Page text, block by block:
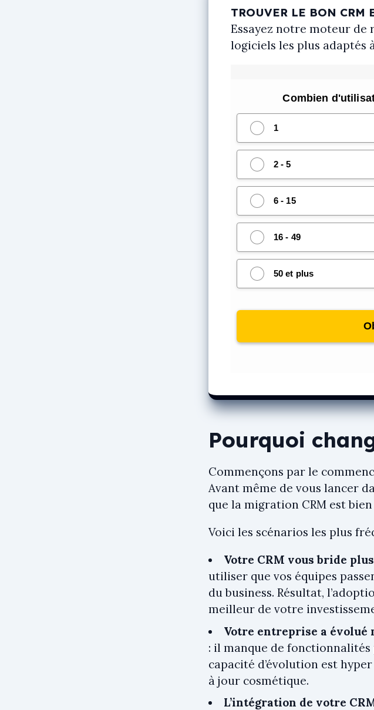
TROUVER LE BON CRM
Essayez notre moteur
logiciels les plus adaptés
Pourquoi
Commençons par le
Avant même de vous lancer
que la migration CRM est
Voici les scénarios les plus
Votre CRM vous bride
utiliser que vos équipes
du business. Résultat,
meilleur de votre
Votre entreprise a évolué
: il manque de fonctionnalités
capacité d’évolution est
à jour cosmétique.
L’intégration de votre